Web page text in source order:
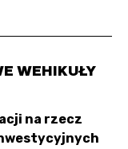
WEHIKUŁY
na rzecz